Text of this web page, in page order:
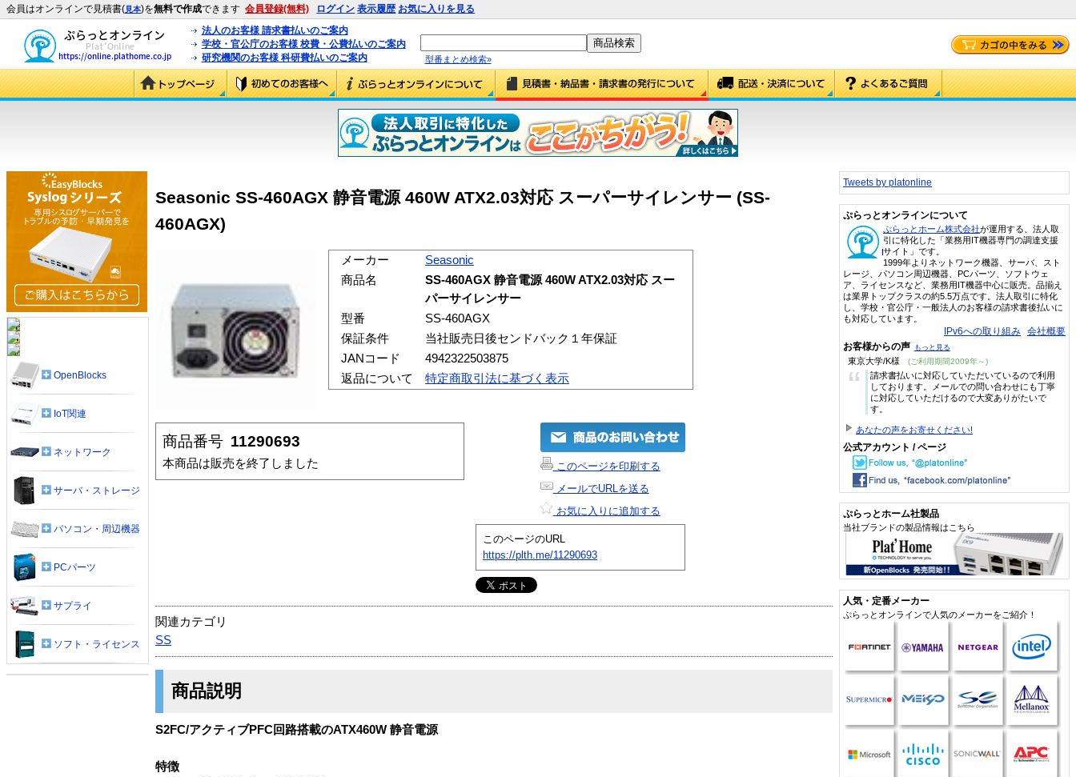
会員はオンラインで見積書(見本)を無料で作成できます 会員登録(無料) ログイン 表示履歴 お気に入りを見る
法人のお客様 請求書払いのご案内
学校・官公庁のお客様 校費・公費払いのご案内
研究機関のお客様 科研費払いのご案内
型番まとめ検索»
Seasonic SS-460AGX 静音電源 460W ATX2.03対応 スーパーサイレンサー (SS-
460AGX)
メーカー
Seasonic
商品名
SS-460AGX 静音電源 460W ATX2.03対応 スー
パーサイレンサー
型番
SS-460AGX
保証条件
当社販売日後センドバック１年保証
JANコード
4942322503875
返品について
特定商取引法に基づく表示
商品番号 11290693
本商品は販売を終了しました
このページを印刷する
メールでURLを送る
お気に入りに追加する
このページのURL
https://plth.me/11290693
関連カテゴリ
SS
商品説明
S2FC/アクティブPFC回路搭載のATX460W 静音電源
特徴
OpenBlocks
IoT関連
ネットワーク
サーバ・ストレージ
パソコン・周辺機器
PCパーツ
サプライ
ソフト・ライセンス
Tweets by platonline
ぷらっとオンラインについて
ぷらっとホーム株式会社が運用する、法人取
引に特化した「業務用IT機器専門の調達支援
サイト」です。
1999年よりネットワーク機器、サーバ、スト
レージ、パソコン周辺機器、PCパーツ、ソフトウェ
ア、ライセンスなど、業務用IT機器中心に販売。品揃え
は業界トップクラスの約5.5万点です。法人取引に特化
し、学校・官公庁・一般法人のお客様の請求書後払いに
も対応しています。
IPv6への取り組み 会社概要
お客様からの声 もっと見る
東京大学/K様 (ご利用期間2009年～)
“
請求書払いに対応していただいているので利用
しております。メールでの問い合わせにも丁寧
に対応していただけるので大変ありがたいで
す。
あなたの声をお寄せください!
公式アカウント / ページ
ぷらっとホーム社製品
当社ブランドの製品情報はこちら
人気・定番メーカー
ぷらっとオンラインで人気のメーカーをご紹介！